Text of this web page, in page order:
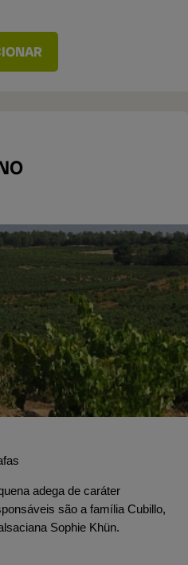
adega de caráter
são a família Cubillo,
Sophie Khün.